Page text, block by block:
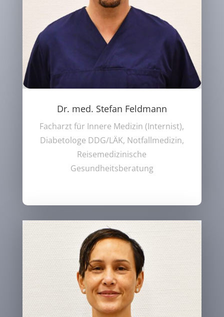
Dr. med. Stefan Feldmann
Facharzt für Innere Medizin (Internist),
Diabetologe DDG/LÄK, Notfallmedizin,
Reisemedizinische
Gesundheitsberatung